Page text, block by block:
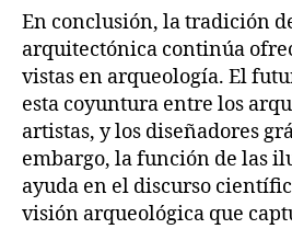
En conclusión, la tradición
arquitectónica continúa
vistas en arqueología. El
esta coyuntura entre los
artistas, y los diseñadores
embargo, la función de las
ayuda en el discurso
visión arqueológica que